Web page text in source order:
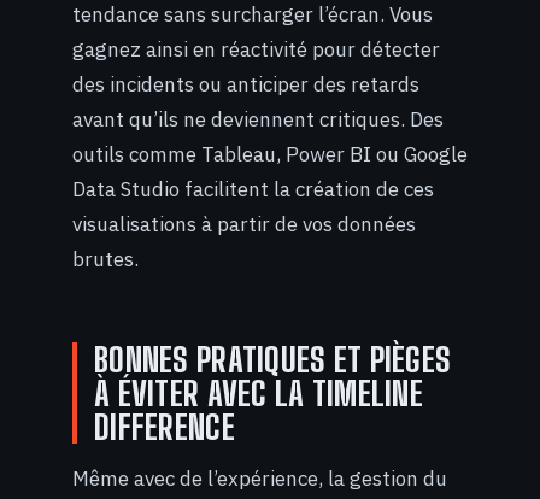
tendance sans surcharger l’écran. Vous
gagnez ainsi en réactivité pour détecter
des incidents ou anticiper des retards
avant qu’ils ne deviennent critiques. Des
outils comme Tableau, Power BI ou Google
Data Studio facilitent la création de ces
visualisations à partir de vos données
brutes.
BONNES PRATIQUES ET PIÈGES
À ÉVITER AVEC LA TIMELINE
DIFFERENCE
Même avec de l’expérience, la gestion du